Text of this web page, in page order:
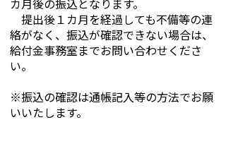
カ月後の振込となります。
提出後１カ月を経過しても不備等の連
絡がなく、振込が確認できない場合は、
給付金事務室までお問い合わせくださ
い。
※振込の確認は通帳記入等の方法でお願
いいたします。